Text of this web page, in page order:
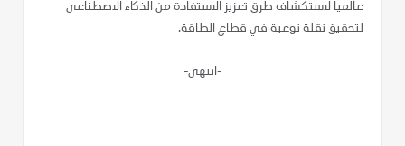
عالمياً لاستكشاف طرق تعزيز الاستفادة من الذكاء الاصطناعي
لتحقيق نقلة نوعية في قطاع الطاقة.
-انتهى-